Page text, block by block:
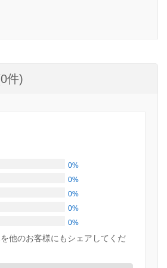
件)
0%
0%
0%
0%
0%
他のお客様にもシェアしてくだ